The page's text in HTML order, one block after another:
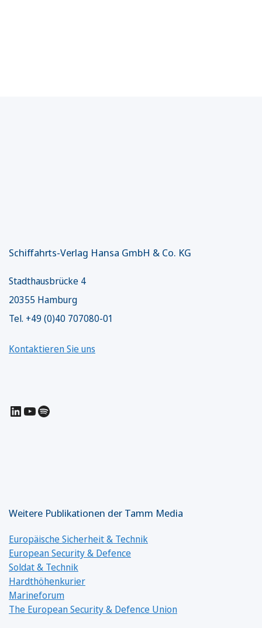
Schiffahrts-Verlag Hansa GmbH & Co. KG
Stadthausbrücke 4
20355 Hamburg
Tel. +49 (0)40 707080-01
Kontaktieren Sie uns
LinkedIn
YouTube
Spotify
Weitere Publikationen der Tamm Media
Europäische Sicherheit & Technik
European Security & Defence
Soldat & Technik
Hardthöhenkurier
Marineforum
The European Security & Defence Union